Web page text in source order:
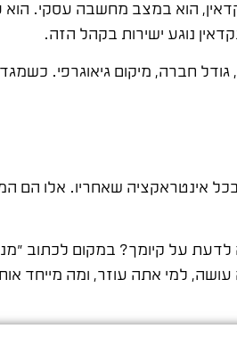
הוא במצב מחשבה עסקי.
נוגע ישירות בקהל הזה.
חברה, מיקום גיאוגרפי.
אינטראקציה שאחריו. אלו הם